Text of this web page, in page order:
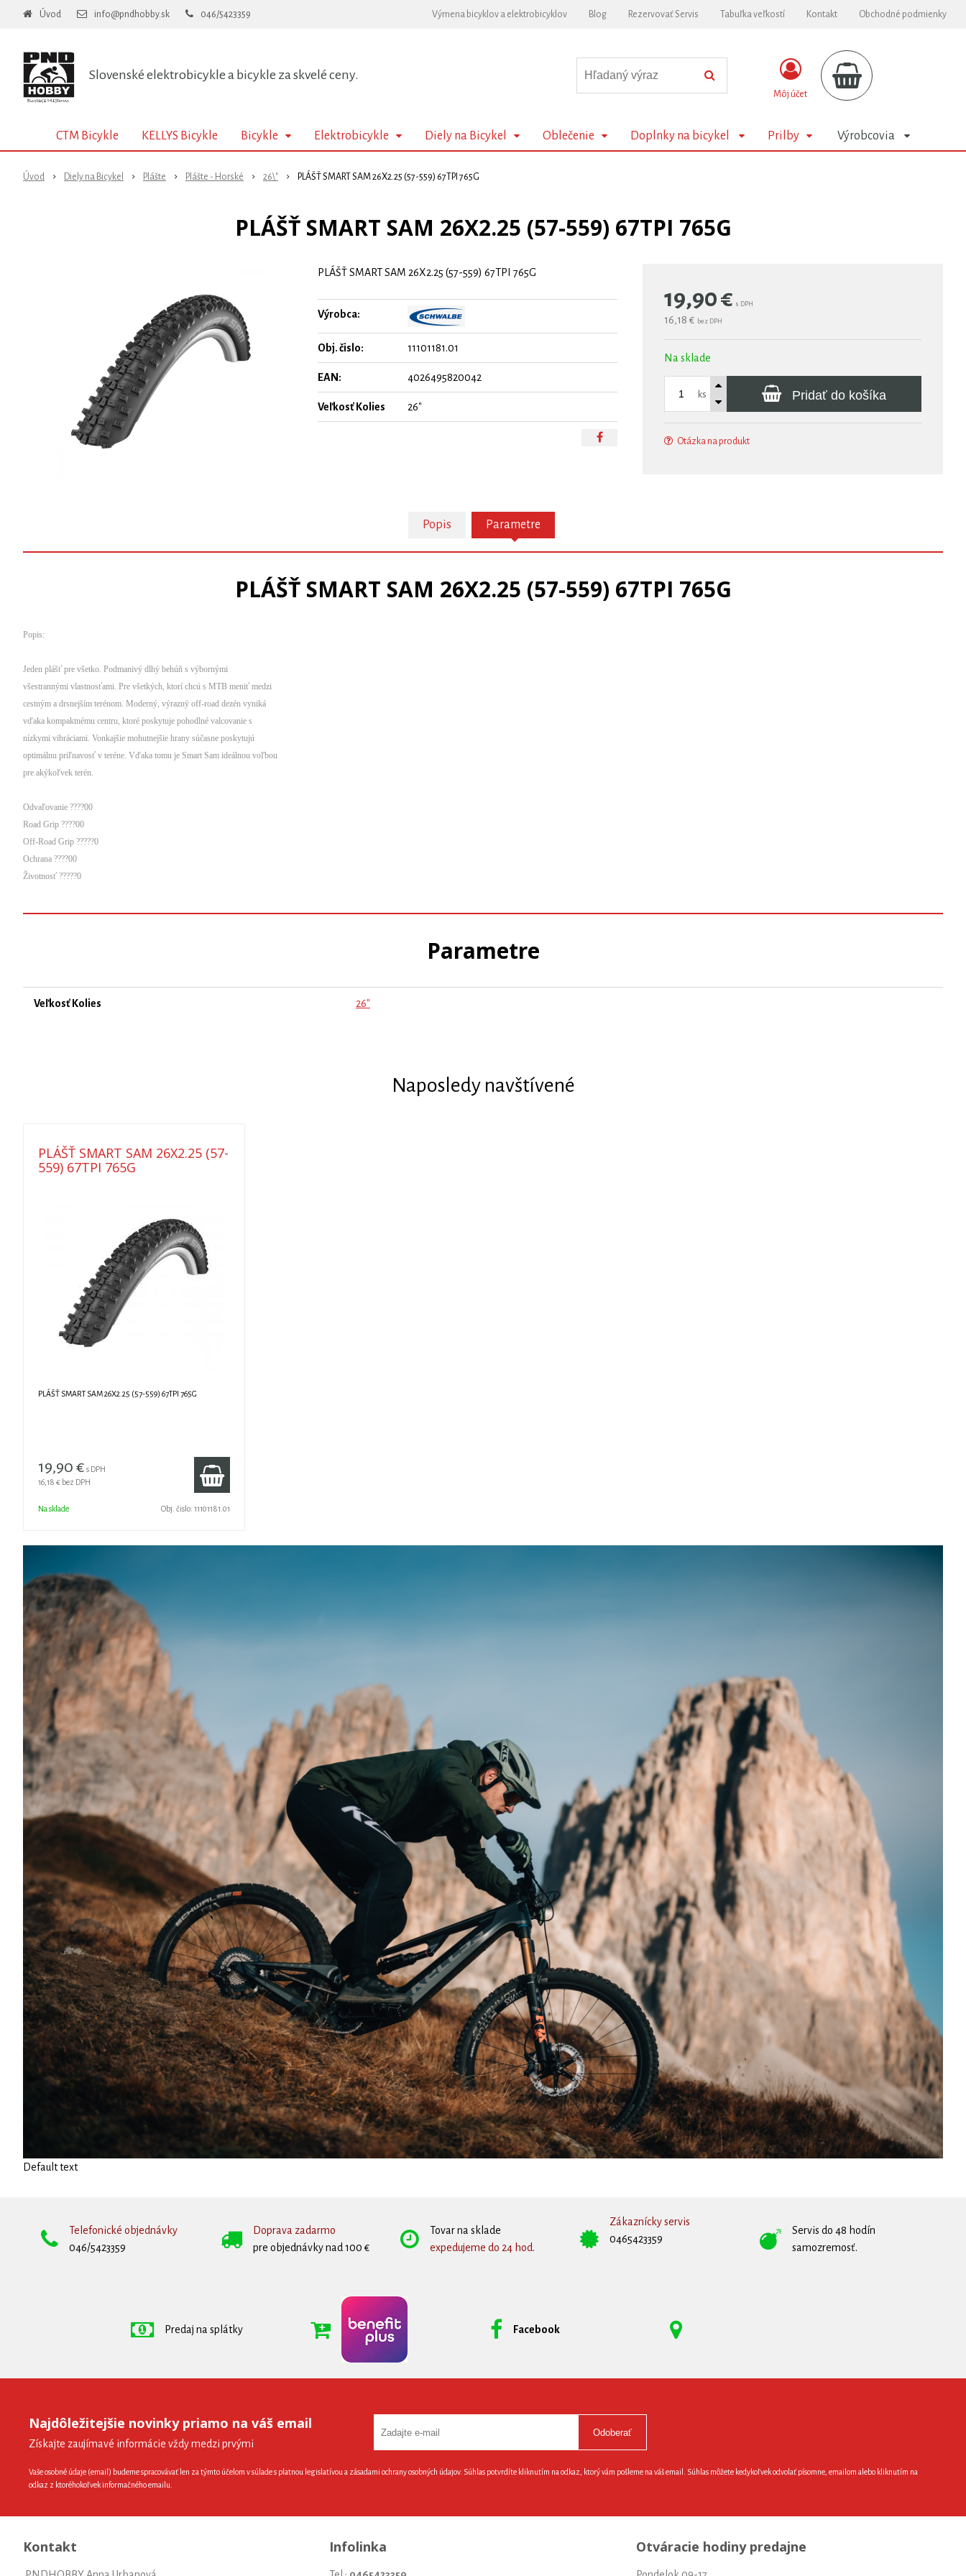
Slovenské elektrobicykle a bicykle za skvelé ceny.
Úvod info@pndhobby.sk 046/5423359 Výmena bicyklov a elektrobicyklov Blog Rezervovať Servis Tabuľka veľkostí Kontakt Obchodné podmienky
Môj účet
CTM Bicykle KELLYS Bicykle Bicykle Elektrobicykle Diely na Bicykel Oblečenie Doplnky na bicykel Prilby Výrobcovia
Úvod Diely na Bicykel Plášte Plášte - Horské 26\" PLÁŠŤ SMART SAM 26X2.25 (57-559) 67TPI 765G
PLÁŠŤ SMART SAM 26X2.25 (57-559) 67TPI 765G
19,90€ s DPH
16,18 € bez DPH
Na sklade
ks Pridať do košíka
Otázka na produkt
PLÁŠŤ SMART SAM 26X2.25 (57-559) 67TPI 765G
Výrobca:
Obj. čislo: 11101181.01
EAN: 4026495820042
Veľkosť Kolies 26"
Popis Parametre
PLÁŠŤ SMART SAM 26X2.25 (57-559) 67TPI 765G
Popis:
Jeden plášť pre všetko. Podmanivý dlhý behúň s výbornými
všestrannými vlastnosťami. Pre všetkých, ktorí chcú s MTB meniť medzi
cestným a drsnejším terénom. Moderný, výrazný off-road dezén vyniká
vďaka kompaktnému centru, ktoré poskytuje pohodlné valcovanie s
nízkymi vibráciami. Vonkajšie mohutnejšie hrany súčasne poskytujú
optimálnu priľnavosť v teréne. Vďaka tomu je Smart Sam ideálnou voľbou
pre akýkoľvek terén.
Odvaľovanie ????00
Road Grip ????00
Off-Road Grip ?????0
Ochrana ????00
Životnosť ?????0
Parametre
Veľkosť Kolies 26"
Naposledy navštívené
PLÁŠŤ SMART SAM 26X2.25 (57-
559) 67TPI 765G
PLÁŠŤ SMART SAM 26X2.25 (57-559) 67TPI 765G
19,90 € s DPH
16,18 € bez DPH
Na sklade Obj. čislo: 11101181.01
Default text
Telefonické objednávky
046/5423359
Doprava zadarmo
pre objednávky nad 100 €
Tovar na sklade
expedujeme do 24 hod.
Zákaznícky servis
0465423359
Servis do 48 hodín
samozremosť.
Predaj na splátky Facebook
Najdôležitejšie novinky priamo na váš email
Získajte zaujímavé informácie vždy medzi prvými
Odoberať
Vaše osobné údaje (email) budeme spracovávať len za týmto účelom v súlade s platnou legislatívou a zásadami ochrany osobných údajov. Súhlas potvrdíte kliknutím na odkaz, ktorý vám pošleme na váš email. Súhlas môžete kedykoľvek odvolať písomne, emailom alebo kliknutím na
odkaz z ktoréhokoľvek informačného emailu.
Kontakt Infolinka Otváracie hodiny predajne